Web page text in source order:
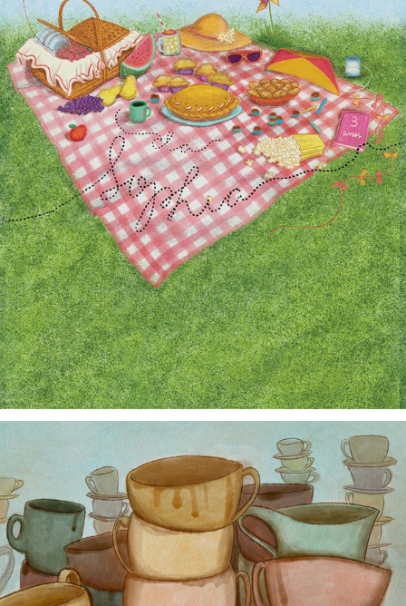
Picnic, 2018